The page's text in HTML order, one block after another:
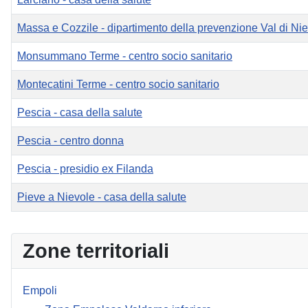
Zone territoriali
Empoli
Massa e Cozzile - dipartimento della prevenzione Val di
Monsummano Terme - centro socio sanitario
Montecatini Terme - centro socio sanitario
Pescia - casa della salute
Pescia - centro donna
Pescia - presidio ex Filanda
Pieve a Nievole - casa della salute